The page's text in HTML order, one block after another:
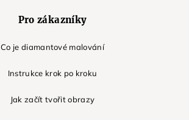
Pro zákazníky
Co je diamantové malování
Instrukce krok po kroku
Jak začít tvořit obrazy